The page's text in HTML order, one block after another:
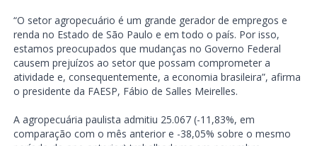
“O setor agropecuário é um grande gerador de empregos e
renda no Estado de São Paulo e em todo o país. Por isso,
estamos preocupados que mudanças no Governo Federal
causem prejuízos ao setor que possam comprometer a
atividade e, consequentemente, a economia brasileira”, afirma
o presidente da FAESP, Fábio de Salles Meirelles.
A agropecuária paulista admitiu 25.067 (-11,83%, em
comparação com o mês anterior e -38,05% sobre o mesmo